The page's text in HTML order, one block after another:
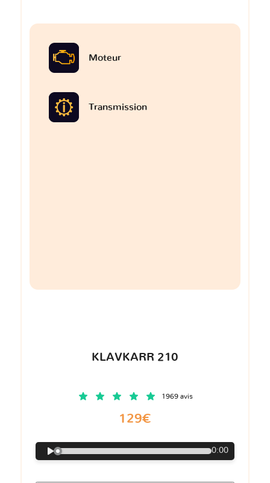
Moteur
Transmission
KLAVKARR 210
1969 avis
129€
0:00